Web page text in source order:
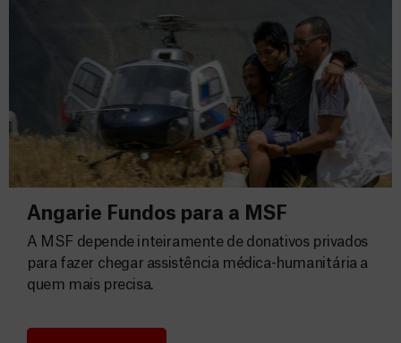
Angarie Fundos para a MSF
A MSF depende inteiramente de donativos privados
para fazer chegar assistência médica-humanitária a
quem mais precisa.